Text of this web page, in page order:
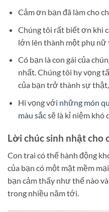
Cảm ơn bạn đã làm cho
Chúng tôi rất biết ơn khi
lớn lên thành một phụ nữ
Có bạn là con gái của
nhất. Chúng tôi hy vọng
của bạn trở thành sự
Hi vọng với những món
màu sắcsẽ là kỉ niệm khó
Lời chúc sinh nhật cho
Con trai có thể hành động
của bạn có một mặt mềm
bạn cảm thấy như thế nào
trong nhiều năm tới.